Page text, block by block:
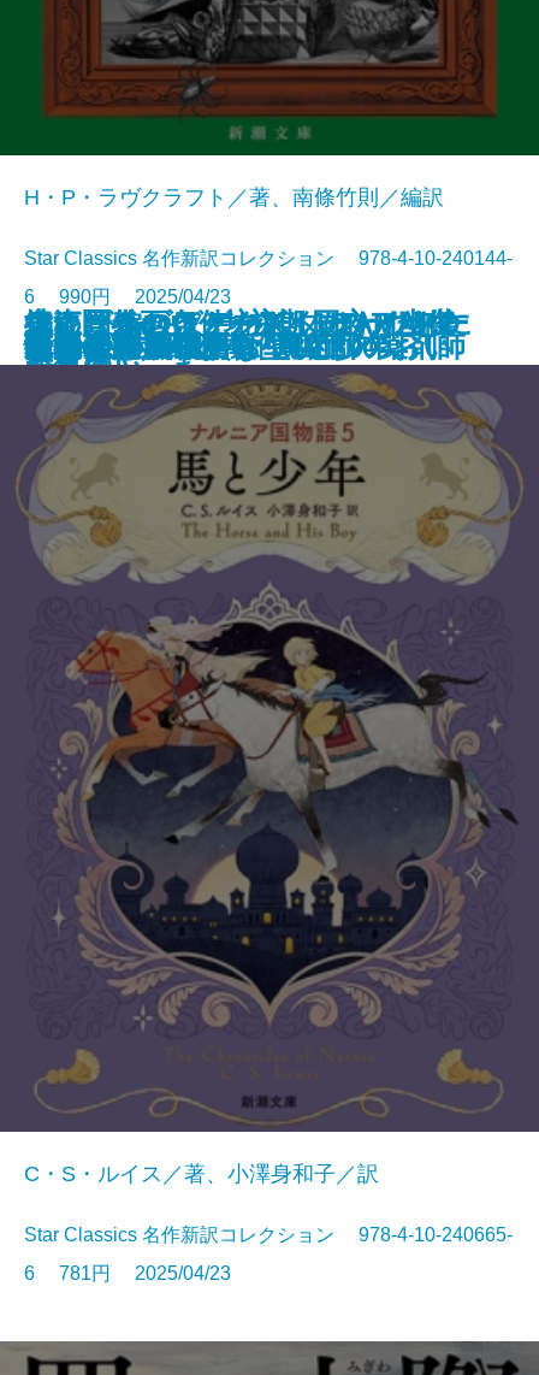
ナルニア国物語6 魔術師のおい
ゆるやかに生贄は
町内会死者蘇生事件
荒地の家族
鬼にきんつば─坊主と同心、幽世
しらべ─
大江戸春画ウォーズ UTAMARO
伝
編めば編むほどわたしはわたしに
なっていった
捜査圏外の条件─初期ミステリ傑
作集(三)─
夏日狂想
チャールズ・デクスター・ウォー
ド事件
H・P・ラヴクラフト／著、南條竹則／編訳
Star Classics 名作新訳コレクション 978-4-10-240144-
6 990円 2025/04/23
ナルニア国物語5 馬と少年
C・S・ルイス／著、小澤身和子／訳
Star Classics 名作新訳コレクション 978-4-10-240665-
6 781円 2025/04/23
罪の水際
あやかしの仇討ち 幽世の薬剤師
街とその不確かな壁〔上〕
街とその不確かな壁〔下〕
天路の旅人〔上〕
天路の旅人〔下〕
怪物
田沼と蔦重
ヤクザの子